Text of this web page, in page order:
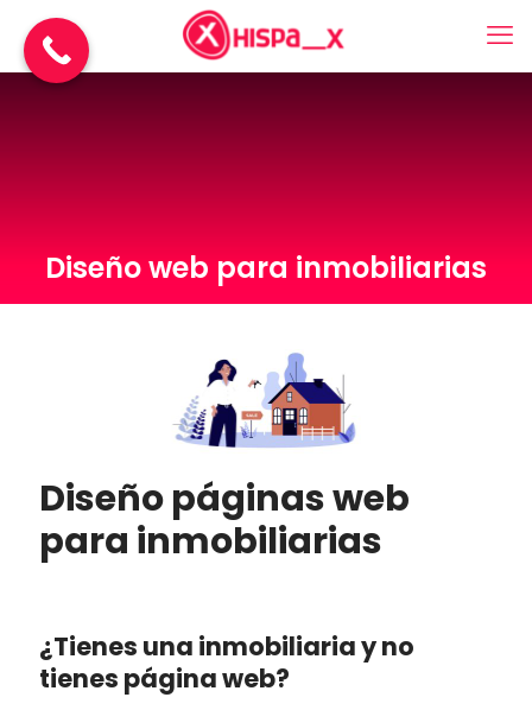
Diseño web para inmobiliarias
Diseño páginas web
para inmobiliarias
¿Tienes una inmobiliaria y no
tienes página web?